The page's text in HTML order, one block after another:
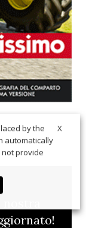
X
by the
automatically
provide